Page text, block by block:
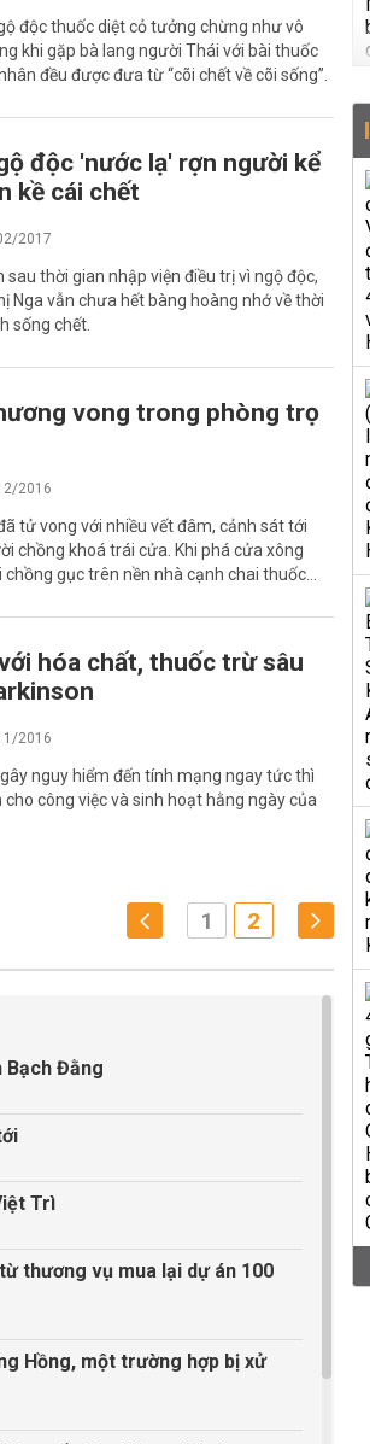
độc thuốc diệt cỏ tưởng chừng như vô
khi gặp bà lang người Thái với bài thuốc
đều được đưa từ “cõi chết về cõi sống”.
độc 'nước lạ' rợn người kể
kề cái chết
2017
sau thời gian nhập viện điều trị vì ngộ độc,
Nga vẫn chưa hết bàng hoàng nhớ về thời
sống chết.
vong trong phòng trọ
2016
tử vong với nhiều vết đâm, cảnh sát tới
chồng khoá trái cửa. Khi phá cửa xông
gục trên nền nhà cạnh chai thuốc...
hóa chất, thuốc trừ sâu
2016
nguy hiểm đến tính mạng ngay tức thì
công việc và sinh hoạt hằng ngày của
1 2
Đằng
Trì
thương vụ mua lại dự án 100
Hồng, một trường hợp bị xử